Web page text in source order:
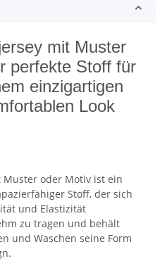
mit Muster
perfekte Stoff für
einzigartigen
Look
oder Motiv ist ein
Stoff, der sich
und Elastizität
zu tragen und behält
und Waschen seine Form